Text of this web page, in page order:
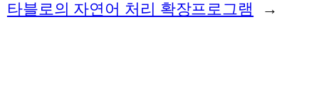
타블로의 자연어 처리 확장프로그램 →